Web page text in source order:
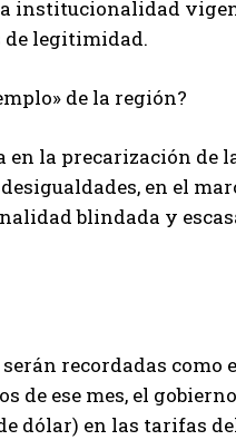
institucionalidad
de legitimidad.
de la región?
la precarización de
en el
blindada y
recordadas
de ese mes, el
dólar) en las tarifas